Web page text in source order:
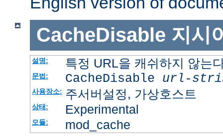
CacheDisable 지시
설명: 특정 URL을 캐쉬하지 않는
문법: CacheDisable url-
사용장소: 주서버설정, 가상호스트
상태: Experimental
모듈: mod_cache